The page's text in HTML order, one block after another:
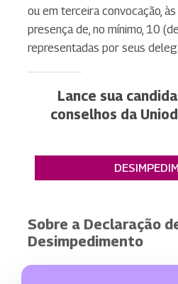
ou em terceira convocação,
presença de, no mínimo, 10
representadas por seus
Lance sua
conselhos da
Sobre a Declaração
Desimpedimento